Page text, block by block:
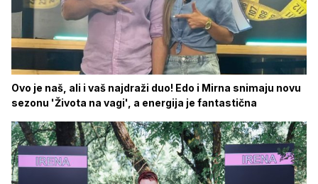
Ovo je naš, ali i vaš najdraži duo! Edo i Mirna snimaju novu
sezonu 'Života na vagi', a energija je fantastična